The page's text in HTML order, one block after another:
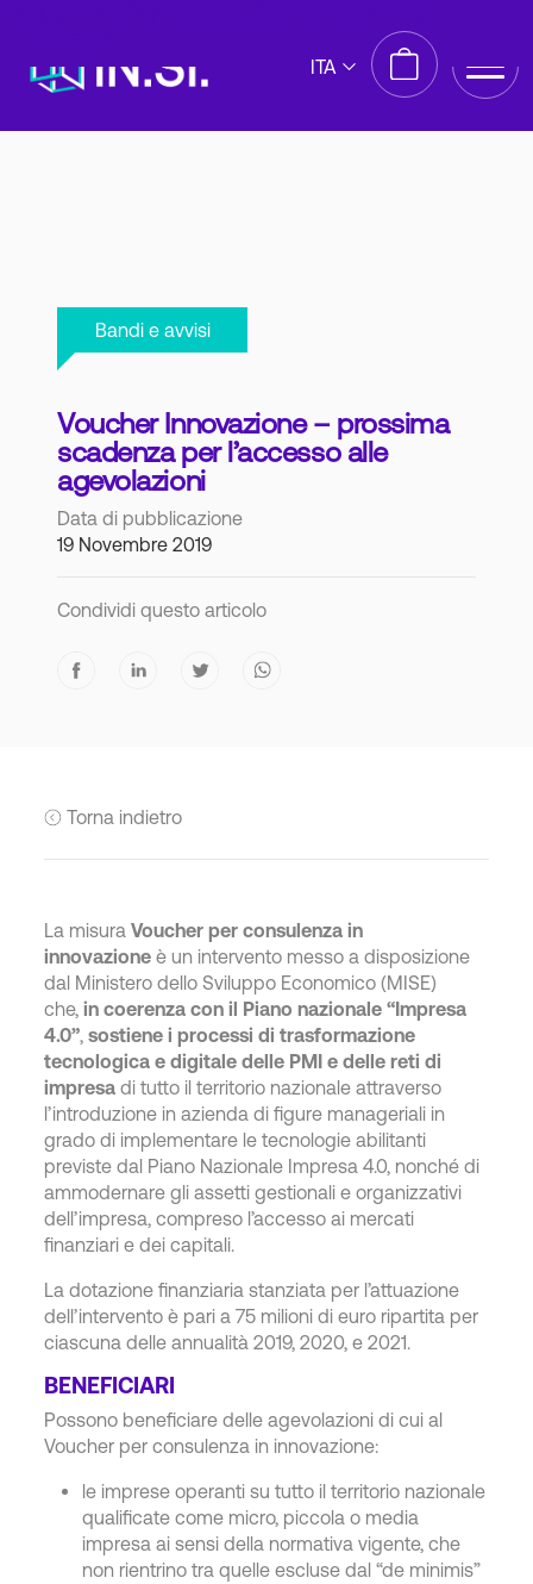
Bandi e avvisi
Voucher Innovazione – prossima
scadenza per l’accesso alle
agevolazioni
Data di pubblicazione
19 Novembre 2019
Condividi questo articolo
Torna indietro
La misuraVoucher per consulenza in
innovazione è un intervento messo a disposizione
dal Ministero dello Sviluppo Economico (MISE)
che,in coerenza con il Piano nazionale “Impresa
4.0”,sostiene i processi di trasformazione
tecnologica e digitale delle PMI e delle reti di
impresa di tutto il territorio nazionale attraverso
l’introduzione in azienda di figure manageriali in
grado di implementare le tecnologie abilitanti
previste dal Piano Nazionale Impresa 4.0, nonché di
ammodernare gli assetti gestionali e organizzativi
dell’impresa, compreso l’accesso ai mercati
finanziari e dei capitali.
La dotazione finanziaria stanziata per l’attuazione
dell’intervento è pari a 75 milioni di euro ripartita per
ciascuna delle annualità 2019, 2020, e 2021.
BENEFICIARI
Possono beneficiare delle agevolazioni di cui al
Voucher per consulenza in innovazione:
le imprese operanti su tutto il territorio nazionale
qualificate come micro, piccola o media
impresa ai sensi della normativa vigente, che
non rientrino tra quelle escluse dal “de minimis”
ITA